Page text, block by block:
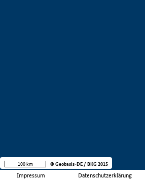
Impressum Datenschutzerklärung
100 km © Geobasis-DE / BKG 2015